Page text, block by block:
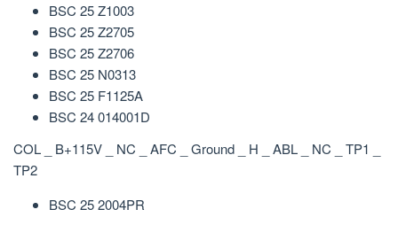
BSC 25 Z1003
BSC 25 Z2705
BSC 25 Z2706
BSC 25 N0313
BSC 25 F1125A
BSC 24 014001D
COL _ B+115V _ NC _ AFC _ Ground _ H _ ABL _ NC _ TP1 _
TP2
BSC 25 2004PR